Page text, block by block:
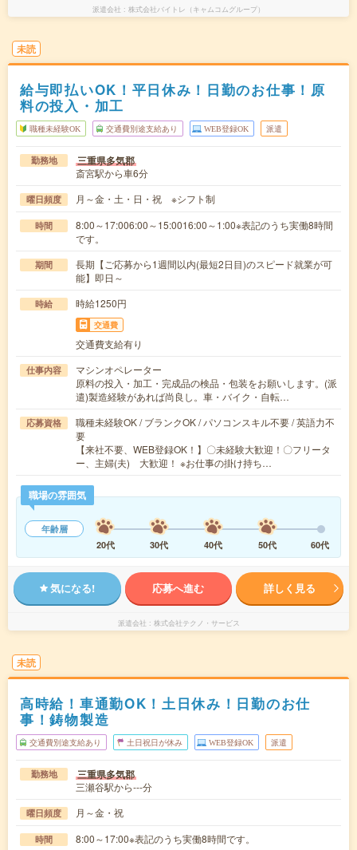
派遣会社 株式会社バイトレ（キャムコムグループ）
未読
給与即払いOK！平日休み！日勤のお仕事！原
料の投入・加工
職種未経験OK 交通費別途支給あり WEB登録OK 派遣
勤務地 三重県多気郡
斎宮駅から車6分
曜日頻度 月～金・土・日・祝 ※シフト制
時間
8:00～17:006:00～15:0016:00～1:00※表記のうち実働8時間
です。
期間
長期【ご応募から1週間以内(最短2日目)のスピード就業が可
能】即日～
時給 時給1250円
交通費
交通費支給有り
仕事内容
マシンオペレーター
原料の投入・加工・完成品の検品・包装をお願いします。(派
遣)製造経験があれば尚良し。車・バイク・自転…
応募資格
職種未経験OK / ブランクOK / パソコンスキル不要 / 英語力不
要
【来社不要、WEB登録OK！】〇未経験大歓迎！〇フリータ
ー、主婦(夫) 大歓迎！ ※お仕事の掛け持ち…
職場の雰囲気
年齢層
20代
30代 40代 50代 60代
気になる! 応募へ進む 詳しく見る
派遣会社 株式会社テクノ・サービス
未読
高時給！車通勤OK！土日休み！日勤のお仕
事！鋳物製造
交通費別途支給あり 土日祝日が休み WEB登録OK 派遣
勤務地 三重県多気郡
三瀬谷駅から---分
曜日頻度 月～金・祝
時間 8:00～17:00※表記のうち実働8時間です。